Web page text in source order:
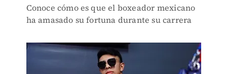
Conoce cómo es que el boxeador mexicano
ha amasado su fortuna durante su carrera